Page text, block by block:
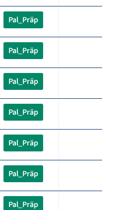
Pal_Präp
Pal_Präp
Pal_Präp
Pal_Präp
Pal_Präp
Pal_Präp
Pal_Präp